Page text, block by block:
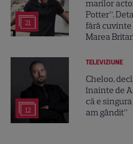
21
marilor
Potter”.
fără
Marea
12
TELEVIZIUNE
Cheloo,
înainte de
că e
am gândit”